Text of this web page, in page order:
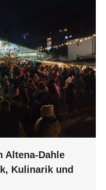
Altena-Dahle
Kulinarik und